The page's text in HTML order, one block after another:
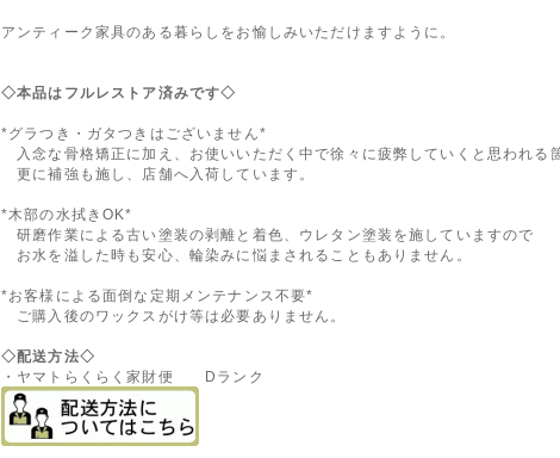
アンティーク家具のある暮らしをお愉しみいただけますように。
◇本品はフルレストア済みです◇
*グラつき・ガタつきはございません*
入念な骨格矯正に加え、お使いいただく中で徐々に疲弊していくと思われる
更に補強も施し、店舗へ入荷しています。
*木部の水拭きOK*
研磨作業による古い塗装の剥離と着色、ウレタン塗装を施していますので
お水を溢した時も安心、輪染みに悩まされることもありません。
*お客様による面倒な定期メンテナンス不要*
ご購入後のワックスがけ等は必要ありません。
◇配送方法◇
・ヤマトらくらく家財便 Dランク